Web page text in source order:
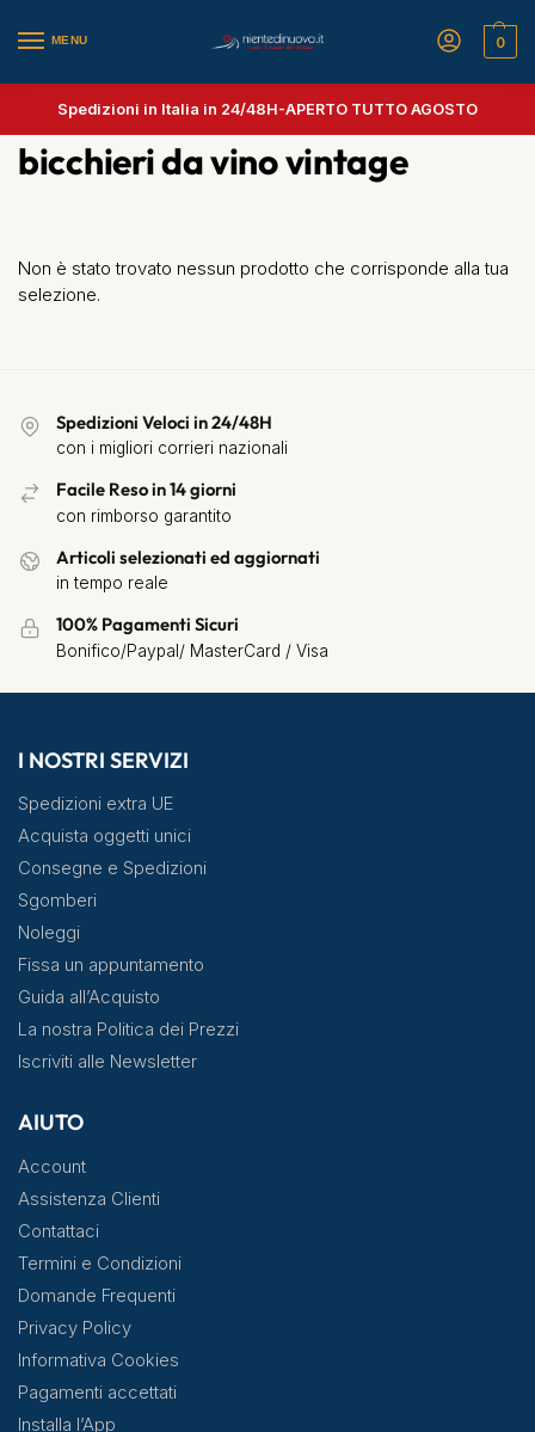
MENU 0
Spedizioni in Italia in 24/48H-APERTO TUTTO AGOSTO
bicchieri da vino vintage
Non è stato trovato nessun prodotto che corrisponde alla tua
selezione.
Spedizioni Veloci in 24/48H
con i migliori corrieri nazionali
Facile Reso in 14 giorni
con rimborso garantito
Articoli selezionati ed aggiornati
in tempo reale
100% Pagamenti Sicuri
Bonifico/Paypal/ MasterCard / Visa
I NOSTRI SERVIZI
Spedizioni extra UE
Acquista oggetti unici
Consegne e Spedizioni
Sgomberi
Noleggi
Fissa un appuntamento
Guida all’Acquisto
La nostra Politica dei Prezzi
Iscriviti alle Newsletter
AIUTO
Account
Assistenza Clienti
Contattaci
Termini e Condizioni
Domande Frequenti
Privacy Policy
Informativa Cookies
Pagamenti accettati
Installa l’App